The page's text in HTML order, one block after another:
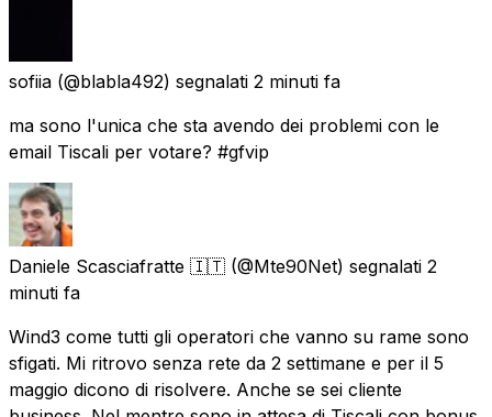
sofiia (@blabla492) segnalati 2 minuti fa
ma sono l'unica che sta avendo dei problemi con le
email Tiscali per votare? #gfvip
Daniele Scasciafratte 🇮🇹 (@Mte90Net) segnalati 2
minuti fa
Wind3 come tutti gli operatori che vanno su rame sono
sfigati. Mi ritrovo senza rete da 2 settimane e per il 5
maggio dicono di risolvere. Anche se sei cliente